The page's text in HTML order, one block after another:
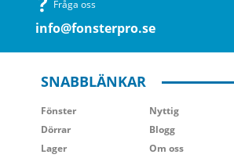
Fråga oss
info@fonsterpro.se
SNABBLÄNKAR
Fönster
Dörrar
Lager
Nyttig
Blogg
Om oss